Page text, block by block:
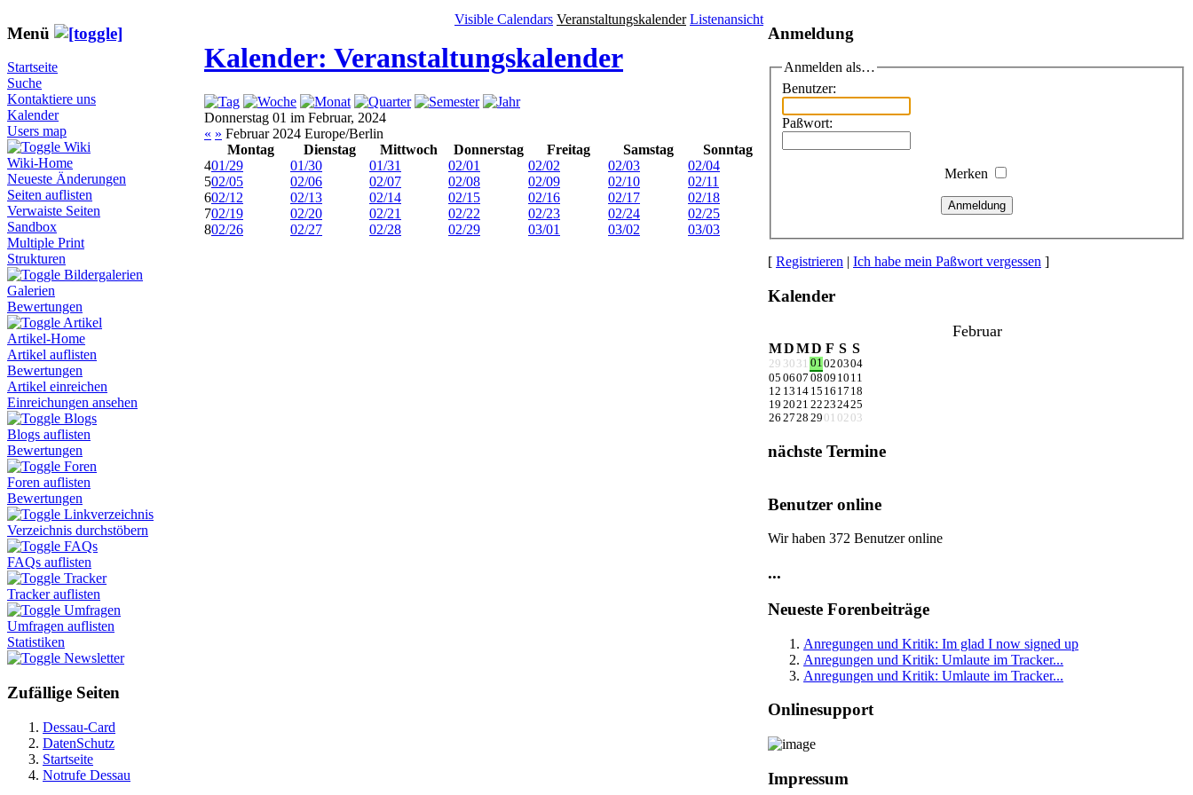
Menü
Startseite
Suche
Kontaktiere uns
Kalender
Users map
Wiki
Wiki-Home
Neueste Änderungen
Seiten auflisten
Verwaiste Seiten
Sandbox
Multiple Print
Strukturen
Bildergalerien
Galerien
Bewertungen
Artikel
Artikel-Home
Artikel auflisten
Bewertungen
Artikel einreichen
Einreichungen ansehen
Blogs
Blogs auflisten
Bewertungen
Foren
Foren auflisten
Bewertungen
Linkverzeichnis
Verzeichnis durchstöbern
FAQs
FAQs auflisten
Tracker
Tracker auflisten
Umfragen
Umfragen auflisten
Statistiken
Newsletter
Zufällige Seiten
Dessau-Card
DatenSchutz
Startseite
Notrufe Dessau
Visible Calendars Veranstaltungskalender Listenansicht
Kalender: Veranstaltungskalender
Donnerstag 01 im Februar, 2024
« » Februar 2024 Europe/Berlin
Montag
Dienstag Mittwoch Donnerstag Freitag Samstag
Sonntag
401/29 01/30 01/31 02/01 02/02 02/03
02/04
502/05 02/06 02/07 02/08 02/09 02/10
02/11
602/12 02/13 02/14 02/15 02/16 02/17
02/18
702/19 02/20 02/21 02/22 02/23 02/24
02/25
802/26 02/27 02/28 02/29 03/01 03/02 03/03
Anmeldung
Anmelden als…
Benutzer:
Paßwort:
Merken
Anmeldung
[ Registrieren | Ich habe mein Paßwort vergessen ]
Kalender
Februar
MDMD F S S
29 30 31 01020304
05 0607 0809 10 11
12 13 14 15 16 17 18
19 2021 22232425
26 2728 29 01 02 03
nächste Termine
Benutzer online
Wir haben 372 Benutzer online
...
Neueste Forenbeiträge
Anregungen und Kritik: Im glad I now signed up
Anregungen und Kritik: Umlaute im Tracker...
Anregungen und Kritik: Umlaute im Tracker...
Onlinesupport
Impressum